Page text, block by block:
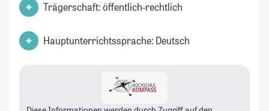
Trägerschaft: öffentlich-rechtlich
Hauptunterrichtssprache: Deutsch